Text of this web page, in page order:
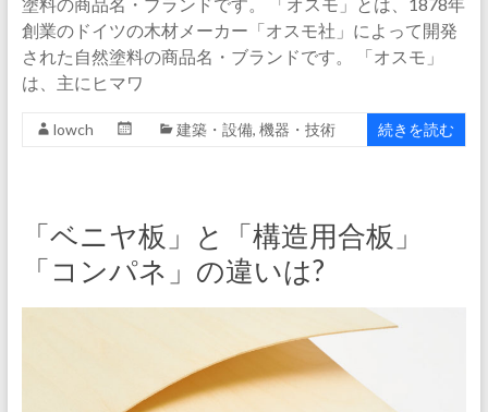
創業のドイツの木材メーカー「オスモ社」によって開発
された自然塗料の商品名・ブランドです。 「オスモ」
は、主にヒマワ
lowch 建築・設備, 機器・技術 続きを読む
「ベニヤ板」と「構造用合板」
「コンパネ」の違いは?